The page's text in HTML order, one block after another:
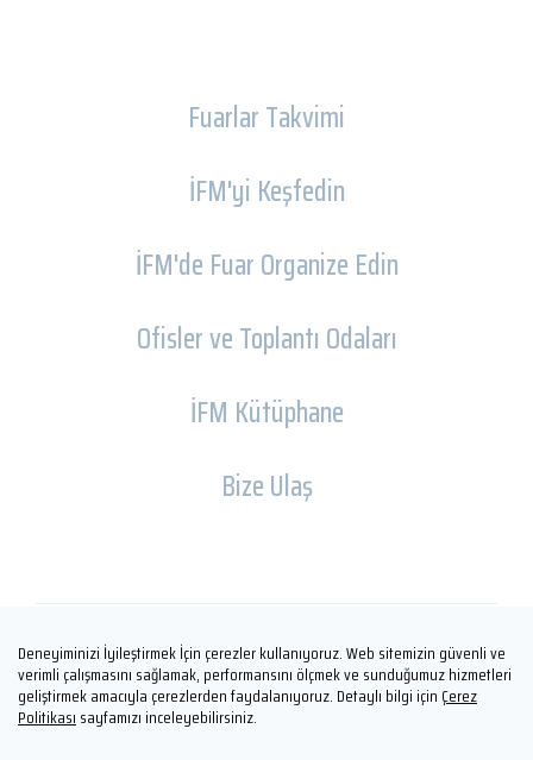
Deneyiminizi İyileştirmek İçin çerezler kullanıyoruz. Web sitemizin güvenli ve
verimli çalışmasını sağlamak, performansını ölçmek ve sunduğumuz hizmetleri
geliştirmek amacıyla çerezlerden faydalanıyoruz. Detaylı bilgi için Çerez
Politikası sayfamızı inceleyebilirsiniz.
Fuarlar Takvimi
İFM'yi Keşfedin
İFM'de Fuar Organize Edin
Ofisler ve Toplantı Odaları
İFM Kütüphane
Bize Ulaş
Copyright © İFM FUARCILIK 2026